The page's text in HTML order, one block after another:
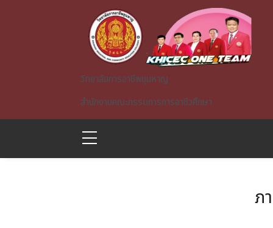
วิทยาลัยการอาชีพขุนหาญ
สำนักงานคณะกรรมการการอาชีวศึกษา
ภ